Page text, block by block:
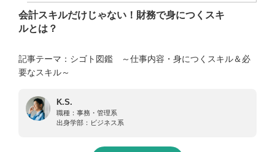
会計スキルだけじゃない！財務で身につくスキ
ルとは？
記事テーマ：シゴト図鑑 ～仕事内容・身につくスキル＆必
要なスキル～
K.S.
職種： 事務・管理系
出身学部： ビジネス系